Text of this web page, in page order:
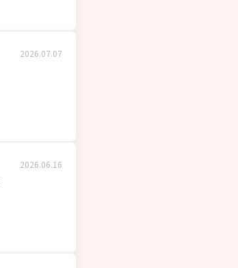
2026.07.07
2026.06.16